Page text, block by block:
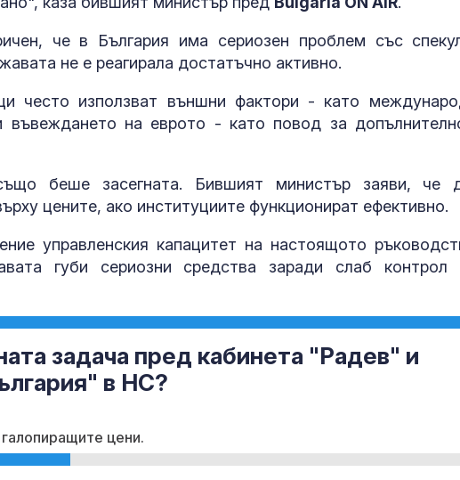
че в България има сериозен проблем със
не е реагирала достатъчно активно.
често използват външни фактори - като
въвеждането на еврото - като повод за
беше засегната. Бившият министър заяви, че
цените, ако институциите функционират ефективно.
управленския капацитет на настоящото
губи сериозни средства заради слаб контрол
задача пред кабинета "Радев" и
в НС?
цени.